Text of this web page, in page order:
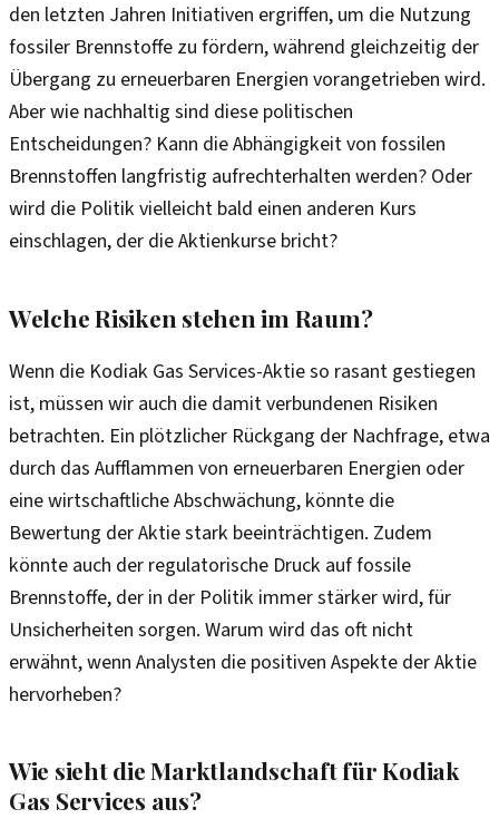
den letzten Jahren Initiativen ergriffen, um die Nutzung
fossiler Brennstoffe zu fördern, während gleichzeitig der
Übergang zu erneuerbaren Energien vorangetrieben wird.
Aber wie nachhaltig sind diese politischen
Entscheidungen? Kann die Abhängigkeit von fossilen
Brennstoffen langfristig aufrechterhalten werden? Oder
wird die Politik vielleicht bald einen anderen Kurs
einschlagen, der die Aktienkurse bricht?
Welche Risiken stehen im Raum?
Wenn die Kodiak Gas Services-Aktie so rasant gestiegen
ist, müssen wir auch die damit verbundenen Risiken
betrachten. Ein plötzlicher Rückgang der Nachfrage, etwa
durch das Aufflammen von erneuerbaren Energien oder
eine wirtschaftliche Abschwächung, könnte die
Bewertung der Aktie stark beeinträchtigen. Zudem
könnte auch der regulatorische Druck auf fossile
Brennstoffe, der in der Politik immer stärker wird, für
Unsicherheiten sorgen. Warum wird das oft nicht
erwähnt, wenn Analysten die positiven Aspekte der Aktie
hervorheben?
Wie sieht die Marktlandschaft für Kodiak
Gas Services aus?